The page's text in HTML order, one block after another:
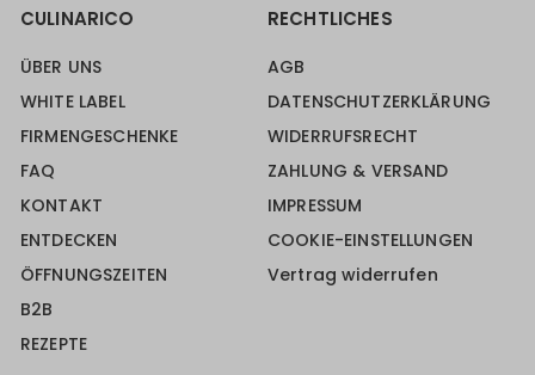
CULINARICO
ÜBER UNS
WHITE LABEL
FIRMENGESCHENKE
FAQ
KONTAKT
ENTDECKEN
ÖFFNUNGSZEITEN
B2B
REZEPTE
RECHTLICHES
AGB
DATENSCHUTZERKLÄRUNG
WIDERRUFSRECHT
ZAHLUNG & VERSAND
IMPRESSUM
COOKIE-EINSTELLUNGEN
Vertrag widerrufen